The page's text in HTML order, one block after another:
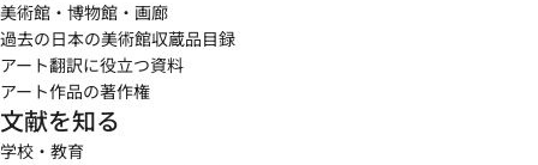
美術館・博物館・画廊
過去の日本の美術館収蔵品目録
アート翻訳に役立つ資料
アート作品の著作権
文献を知る
学校・教育